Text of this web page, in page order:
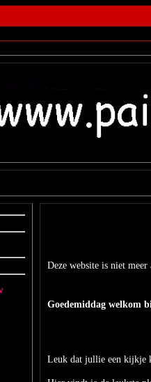
Deze website is niet meer
Goedemiddag welkom
Leuk dat jullie een kijkje